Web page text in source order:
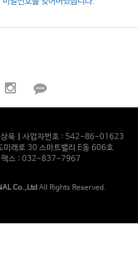
욱
사업자번호 : 542-86-01623
미래로 30 스마트밸리 E동 606호
팩스 : 032-837-7967
Co.,Ltd All Rights Reserved.